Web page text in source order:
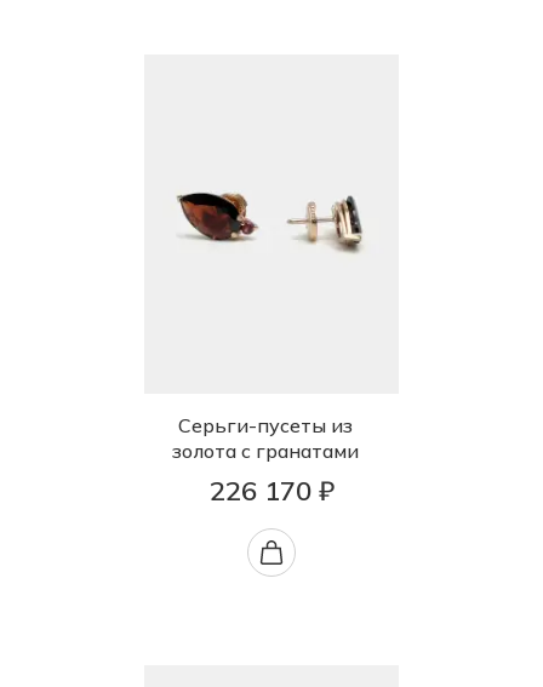
Серьги-пусеты из
золота с гранатами
226 170 ₽